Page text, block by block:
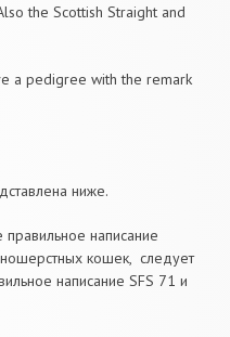
the Scottish Straight and
a pedigree with the remark
ниже.
написание
кошек, следует
написание SFS 71 и